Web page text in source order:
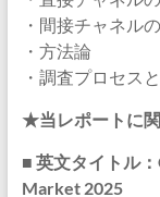
・間接チャネル
・方法論
・調査プロセス
★当レポートに
■ 英文タイトル
Market 2025